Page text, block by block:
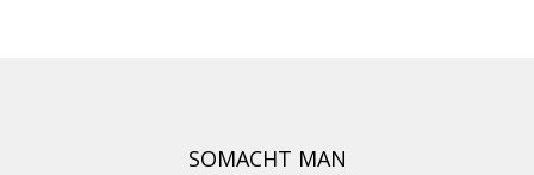
SOMACHT MAN